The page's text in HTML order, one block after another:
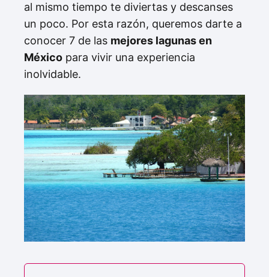
al mismo tiempo te diviertas y descanses
un poco. Por esta razón, queremos darte a
conocer 7 de las mejores lagunas en
México para vivir una experiencia
inolvidable.